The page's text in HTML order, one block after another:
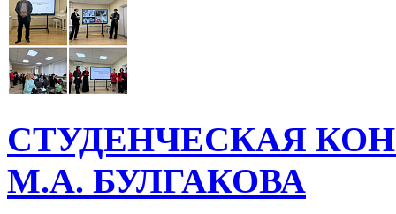
СТУДЕНЧЕСКАЯ
М.А. БУЛГАКОВА